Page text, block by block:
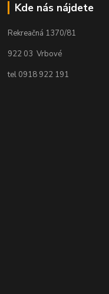
Kde nás nájdete
Rekreačná 1370/81
922 03 Vrbové
tel 0918 922 191